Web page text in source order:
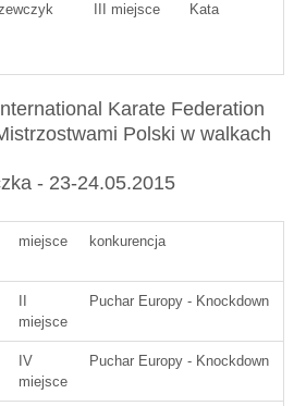
III miejsce Kata
Karate Federation
Polski w walkach
- 23-24.05.2015
miejsce konkurencja
miejsce
Puchar Europy - Knockdown
IV
miejsce
Puchar Europy - Knockdown